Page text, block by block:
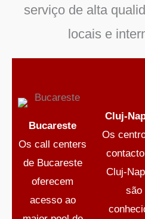
serviço de alta
locais e
Bucareste
Os call centers
de Bucareste
oferecem
acesso ao
Cluj-
Os
Cluj-
são